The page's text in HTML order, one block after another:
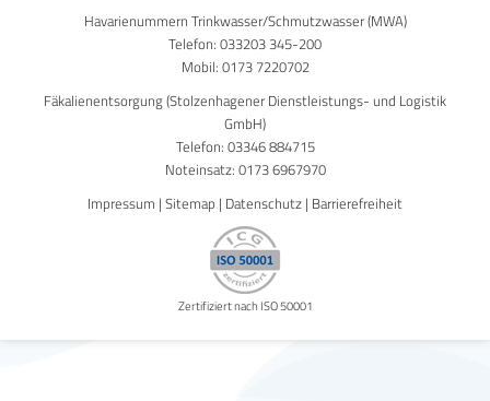
Published on1. März 2021
Havarienummern Trinkwasser/Schmutzwasser (MWA)
Telefon: 033203 345-200
Mobil: 0173 7220702
Fäkalienentsorgung (Stolzenhagener Dienstleistungs- und Logistik
GmbH)
Telefon: 03346 884715
Noteinsatz: 0173 6967970
Impressum | Sitemap | Datenschutz | Barrierefreiheit
Zertifiziert nach ISO 50001